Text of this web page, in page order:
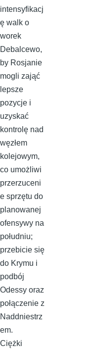
intensyfikacj
ę walk o
worek
Debalcewo,
by Rosjanie
mogli zająć
lepsze
pozycje i
uzyskać
kontrolę nad
węzłem
kolejowym,
co umożliwi
przerzuceni
e sprzętu do
planowanej
ofensywy na
południu;
przebicie się
do Krymu i
podbój
Odessy oraz
połączenie z
Naddniestrz
em.
Ciężki